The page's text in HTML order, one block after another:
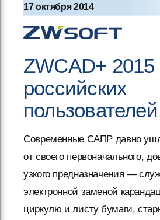
17 октября 2014
ZWCAD+ 2015
российских
пользователей
Современные САПР давно
от своего первоначального,
узкого предназначения —
электронной заменой
циркулю и листу бумаги,